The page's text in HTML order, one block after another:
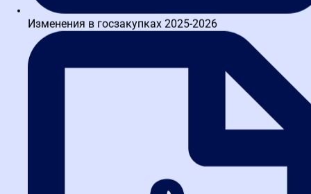
Изменения в госзакупках 2025-2026